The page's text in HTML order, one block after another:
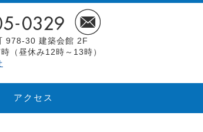
978-30 建築会館 2F
（昼休み12時～13時）
アクセス